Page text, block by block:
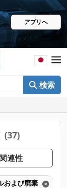
アプリへ
検索
(37)
連性
および廃棄